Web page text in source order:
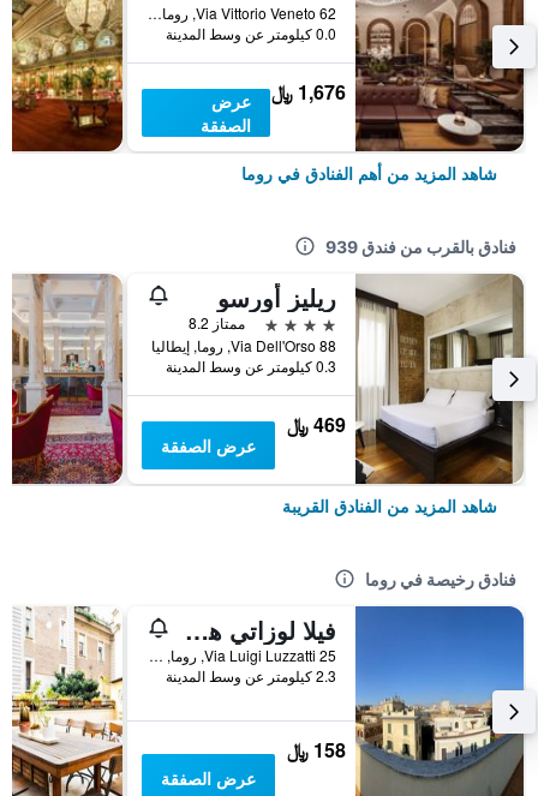
Via Vittorio Veneto 62, روما, إيطاليا
0.0 كيلومتر عن وسط المدينة
1,676 ﷼
عرض
الصفقة
شاهد المزيد من أهم الفنادق في روما
فنادق بالقرب من فندق 939
ريليز أورسو
4 نجوم
ممتاز 8.2
Via Dell'Orso 88, روما, إيطاليا
0.3 كيلومتر عن وسط المدينة
469 ﷼
عرض الصفقة
شاهد المزيد من الفنادق القريبة
فنادق رخيصة في روما
فيلا لوزاتي هوستل
25 Via Luigi Luzzatti, روما, إيطاليا
2.3 كيلومتر عن وسط المدينة
158 ﷼
عرض الصفقة